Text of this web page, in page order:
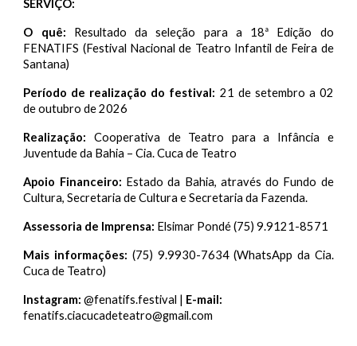
SERVIÇO:
O quê: Resultado da seleção para a 18ª Edição do
FENATIFS (Festival Nacional de Teatro Infantil de Feira de
Santana)
Período de realização do festival: 21 de setembro a 02
de outubro de 2026
Realização: Cooperativa de Teatro para a Infância e
Juventude da Bahia – Cia. Cuca de Teatro
Apoio Financeiro: Estado da Bahia, através do Fundo de
Cultura, Secretaria de Cultura e Secretaria da Fazenda.
Assessoria de Imprensa: Elsimar Pondé (75) 9.9121-8571
Mais informações: (75) 9.9930-7634 (WhatsApp da Cia.
Cuca de Teatro)
Instagram: @fenatifs.festival | E-mail:
fenatifs.ciacucadeteatro@gmail.com